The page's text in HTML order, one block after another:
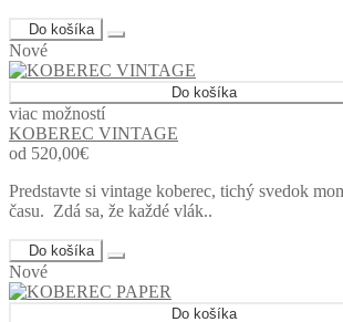
Do košíka
Nové
Do košíka
viac možností
KOBEREC VINTAGE
od 520,00€
Predstavte si vintage koberec, tichý svedok
času. Zdá sa, že každé vlák..
Do košíka
Nové
Do košíka